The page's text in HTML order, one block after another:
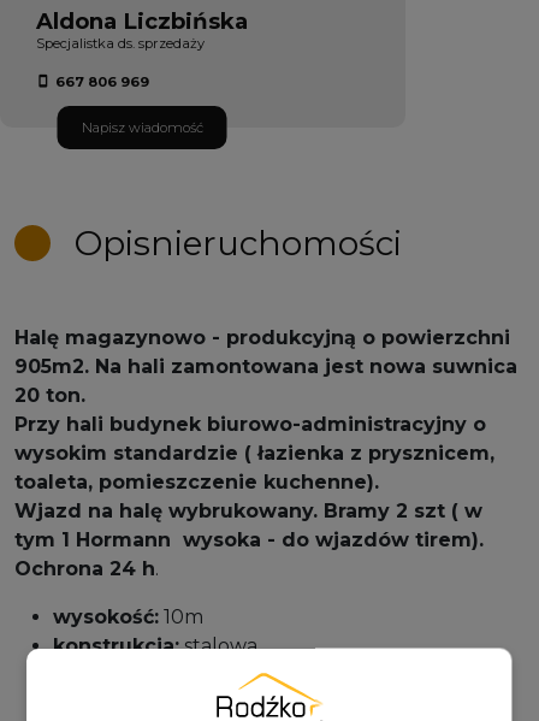
Aldona Liczbińska
Specjalistka ds. sprzedaży
667 806 969
Napisz wiadomość
Opisnieruchomości
Halę magazynowo - produkcyjną o powierzchni
905m2. Na hali zamontowana jest nowa suwnica
20 ton.
Przy hali budynek biurowo-administracyjny o
wysokim standardzie ( łazienka z prysznicem,
toaleta, pomieszczenie kuchenne).
Wjazd na halę wybrukowany. Bramy 2 szt ( w
tym 1 Hormann wysoka - do wjazdów tirem).
Ochrona 24 h.
wysokość: 10m
konstrukcja:stalowa
kostka brukowa
stan wykończenia:gotowy/a